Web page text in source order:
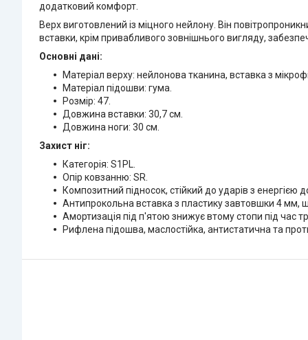
додатковий комфорт.
Верх виготовлений із міцного нейлону. Він
вставки, крім привабливого зовнішнього вигляду,
Основні дані:
Матеріал верху: нейлонова тканина, вставка з
Матеріал підошви: гума.
Розмір: 47.
Довжина вставки: 30,7 см.
Довжина ноги: 30 см.
Захист ніг:
Категорія: S1PL.
Опір ковзанню: SR.
Композитний підносок, стійкий до ударів з
Антипрокольна вставка з пластику завтовшки 4 мм,
Амортизація під п'ятою знижує втому стопи під час
Рифлена підошва, маслостійка, антистатична та